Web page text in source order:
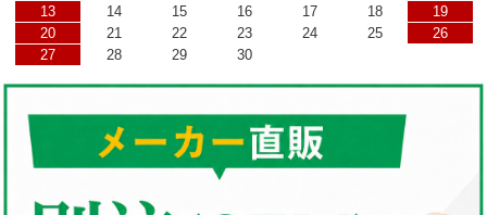
13
14 15 16 17 18
19
20
21 22 23 24 25
26
27
28 29 30